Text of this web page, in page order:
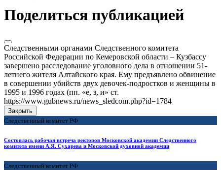
Поделиться публикацией
Следственными органами Следственного комитета
Российской Федерации по Кемеровской области – Кузбассу
завершено расследование уголовного дела в отношении 51-
летнего жителя Алтайского края. Ему предъявлено обвинение
в совершении убийств двух девочек-подростков и женщины в
1995 и 1996 годах (пп. «е, з, и» ст.
https://www.gubnews.ru/news_sledcom.php?id=1784
Закрыть
Следственный комитет РФ
Состоялась рабочая встреча ректоров Московской академии Следственного
комитета имени А.Я. Сухарева и Московской духовной академии
Следственный комитет РФ